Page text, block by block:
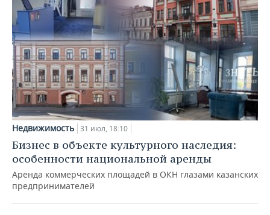
Недвижимость 31 июл, 18:10
Бизнес в объекте культурного наследия:
особенности национальной аренды
Аренда коммерческих площадей в ОКН глазами казанских
предпринимателей